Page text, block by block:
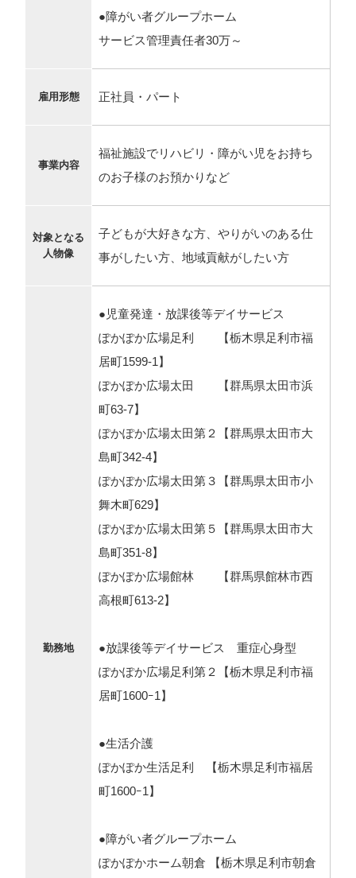
●障がい者グループホーム
サービス管理責任者30万～
雇用形態 正社員・パート
事業内容
福祉施設でリハビリ・障がい児をお持ち
のお子様のお預かりなど
対象となる
人物像
子どもが大好きな方、やりがいのある仕
事がしたい方、地域貢献がしたい方
勤務地
●児童発達・放課後等デイサービス
ぽかぽか広場足利 【栃木県足利市福
居町1599-1】
ぽかぽか広場太田 【群馬県太田市浜
町63-7】
ぽかぽか広場太田第２【群馬県太田市大
島町342-4】
ぽかぽか広場太田第３【群馬県太田市小
舞木町629】
ぽかぽか広場太田第５【群馬県太田市大
島町351-8】
ぽかぽか広場館林 【群馬県館林市西
高根町613-2】
●放課後等デイサービス 重症心身型
ぽかぽか広場足利第２【栃木県足利市福
居町1600ｰ1】
●生活介護
ぽかぽか生活足利 【栃木県足利市福居
町1600ｰ1】
●障がい者グループホーム
ぽかぽかホーム朝倉 【栃木県足利市朝倉